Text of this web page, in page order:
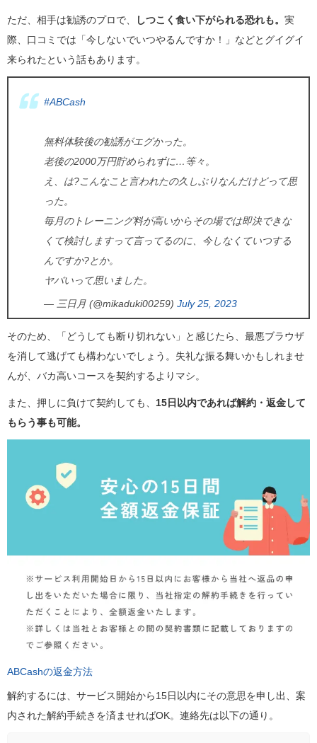
ただ、相手は勧誘のプロで、 しつこく食い下がられる恐れも。 実
際、口コミでは「今しないでいつやるんですか！」などとグイグイ
来られたという話もあります。
#ABCash
無料体験後の勧誘がエグかった。
老後の2000万円貯められずに…等々。
え、は?こんなこと言われたの久しぶりなんだけどって思
った。
毎月のトレーニング料が高いからその場では即決できな
くて検討しますって言ってるのに、今しなくていつする
んですか?とか。
ヤバいって思いました。
— 三日月 (@mikaduki00259) July 25, 2023
そのため、「どうしても断り切れない」と感じたら、最悪ブラウザ
を消して逃げても構わないでしょう。失礼な振る舞いかもしれませ
んが、バカ高いコースを契約するよりマシ。
また、押しに負けて契約しても、 15日以内であれば解約・返金して
もらう事も可能。
ABCashの返金方法
解約するには、サービス開始から15日以内にその意思を申し出、案
内された解約手続きを済ませればOK。連絡先は以下の通り。